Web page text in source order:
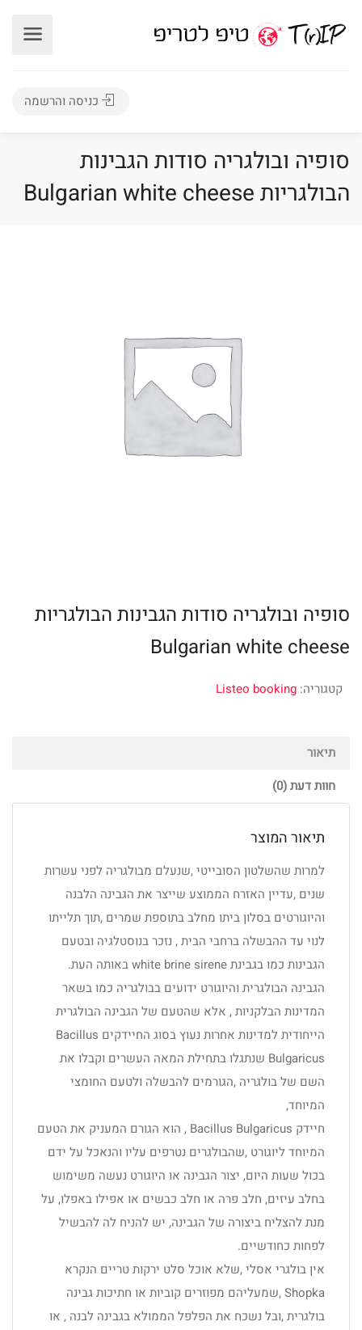
כניסה והרשמה
סופיה ובולגריה סודות הגבינות
הבולגריות Bulgarian white cheese
סופיה ובולגריה סודות הגבינות הבולגריות
Bulgarian white cheese
קטגוריה: Listeo booking
תיאור
חוות דעת (0)
תיאור המוצר
למרות שהשלטון הסובייטי ,שנעלם מבולגריה לפני עשרות
שנים ,עדיין האזרח הממוצע שייצר את הגבינה הלבנה
והיוגורטים בסלון ביתו מחלב בתוספת שמרים ,תוך תלייתו
לנוי עד ההבשלה ברחבי הבית , נזכר בנוסטלגיה ובטעם
הגבינות כמו בגבינת white brine sirene באותה העת.
הגבינה הבולגרית והיוגורט ידועים בבולגריה כמו בשאר
המדינות הבלקניות , אלא שהטעם של הגבינה הבולגרית
הייחודית למדינות אחרות נעוץ בסוג החיידקים Bacillus
Bulgaricus שנתגלו בתחילת המאה העשרים וקבלו את
השם של בולגריה ,הגורמים להבשלה ולטעם החומצי
המיוחד,
חיידק Bacillus Bulgaricus , הוא הגורם המעניק את הטעם
המיוחד ליוגורט ,שהבולגרים נטרפים עליו והנאכל על ידם
בכול שעות היום, יצור הגבינה או היוגורט נעשה משימוש
בחלב עיזים, חלב פרה או חלב כבשים או אפילו באפלו, על
מנת להצליח ביצורה של הגבינה, יש להניח לה להבשיל
לפחות כחודשיים.
אין בולגרי אסלי ,שלא אוכל סלט ירקות טריים הנקרא
Shopka ,שמעליהם מפוזרים קוביות או חתיכות גבינה
בולגרית ,ובל נשכח את הפלפל הממולא בגבינה לבנה , או